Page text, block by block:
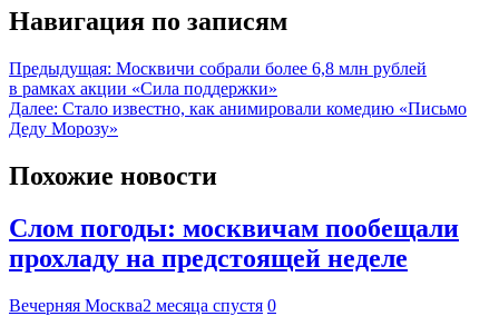
Навигация по записям
Предыдущая: Москвичи собрали более 6,8 млн рублей
в рамках акции «Сила поддержки»
Далее: Стало известно, как анимировали комедию «Письмо
Деду Морозу»
Похожие новости
Слом погоды: москвичам пообещали
прохладу на предстоящей неделе
Вечерняя Москва2 месяца спустя 0